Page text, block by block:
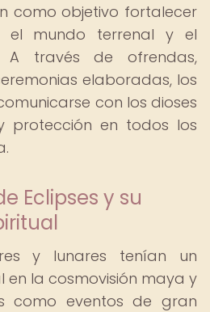
como objetivo fortalecer
el mundo terrenal y el
A través de ofrendas,
elaboradas, los
con los dioses
protección en todos los
Eclipses y su
y lunares tenían un
en la cosmovisión maya y
como eventos de gran